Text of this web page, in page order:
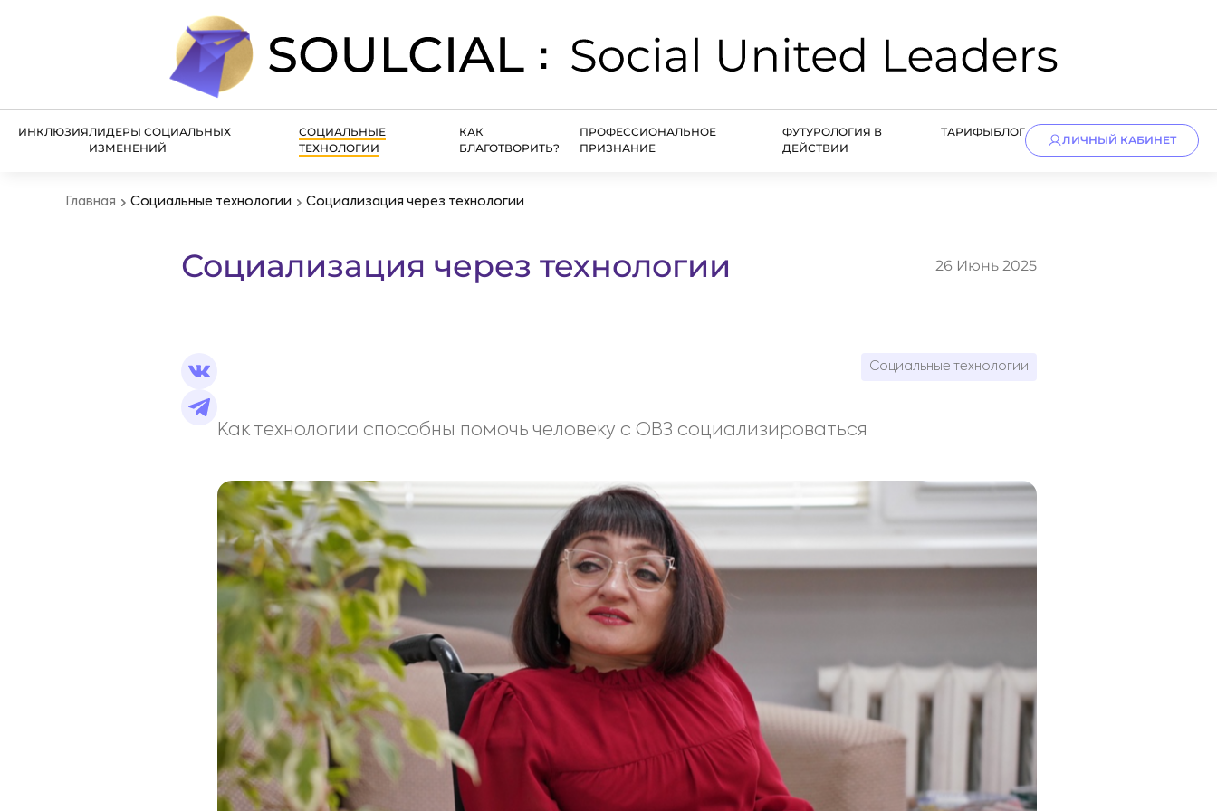
ИНКЛЮЗИЯЛИДЕРЫ СОЦИАЛЬНЫХ
ИЗМЕНЕНИЙ
СОЦИАЛЬНЫЕ
ТЕХНОЛОГИИ
КАК
БЛАГОТВОРИТЬ?
ПРОФЕССИОНАЛЬНОЕ
ПРИЗНАНИЕ
ФУТУРОЛОГИЯ В
ДЕЙСТВИИ
ТАРИФЫБЛОГ
ЛИЧНЫЙ КАБИНЕТ
Главная Социальные технологии Социализация через технологии
Социализация через технологии 26 Июнь 2025
Социальные технологии
Как технологии способны помочь человеку с ОВЗ социализироваться